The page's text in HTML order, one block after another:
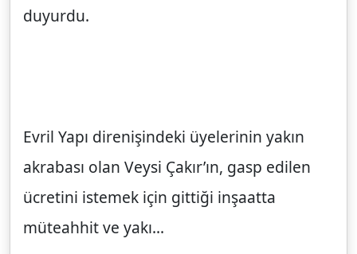
duyurdu.
Evril Yapı direnişindeki üyelerinin yakın
akrabası olan Veysi Çakır’ın, gasp edilen
ücretini istemek için gittiği inşaatta
müteahhit ve yakı...